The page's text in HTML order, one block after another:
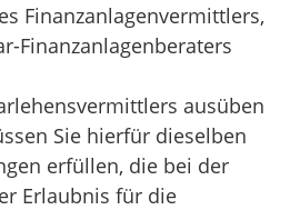
Finanzanlagenvermittlers,
Finanzanlagenberaters
ausüben
Sie hierfür dieselben
erfüllen, die bei der
Erlaubnis für die